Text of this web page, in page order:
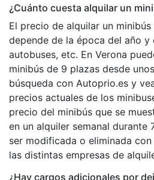
¿Cuánto cuesta alquilar un
El precio de alquilar un
depende de la época del año y
autobuses, etc. En Verona
minibús de 9 plazas desde
búsqueda con Autoprio.es y
precios actuales de los
precio del minibús que se
en un alquiler semanal durante
ser modificada o eliminada
las distintas empresas de
¿Hay cargos adicionales por